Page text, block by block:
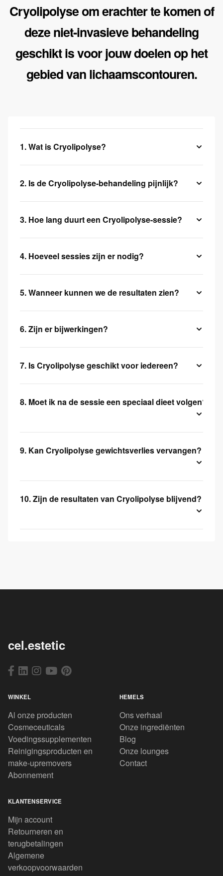
Cryolipolyse om erachter te komen of
deze niet-invasieve behandeling
geschikt is voor jouw doelen op het
gebied van lichaamscontouren.
1. Wat is Cryolipolyse?
2. Is de Cryolipolyse-behandeling pijnlijk?
3. Hoe lang duurt een Cryolipolyse-sessie?
4. Hoeveel sessies zijn er nodig?
5. Wanneer kunnen we de resultaten zien?
6. Zijn er bijwerkingen?
7. Is Cryolipolyse geschikt voor iedereen?
8. Moet ik na de sessie een speciaal dieet volgen?
9. Kan Cryolipolyse gewichtsverlies vervangen?
10. Zijn de resultaten van Cryolipolyse blijvend?
cel.estetic
WINKEL
Al onze producten
Cosmeceuticals
Voedingssupplementen
Reinigingsproducten en
make-upremovers
Abonnement
HEMELS
Ons verhaal
Onze ingrediënten
Blog
Onze lounges
Contact
KLANTENSERVICE
Mijn account
Retourneren en
terugbetalingen
Algemene
verkoopvoorwaarden